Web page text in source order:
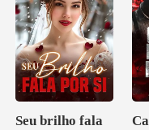
Seu brilho fala